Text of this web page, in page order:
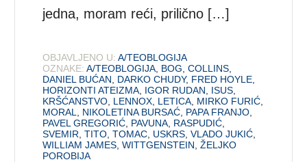
jedna, moram reći, prilično […]
OBJAVLJENO U: A/TEOBLOGIJA
OZNAKE: A/TEOBLOGIJA BOG ,COLLINS
DANIEL BUĆAN
DARKO CHUDY, FRED HOYLE
HORIZONTI ATEIZMA IGOR RUDAN ISUS
KRŠĆANSTVO LENNOX LETICA MIRKO FURIĆ
MORAL
NIKOLETINA BURSAĆ PAPA FRANJO
PAVEL GREGORIĆ PAVUNA RASPUDIĆ
SVEMIR ,TITO ,TOMAC USKRS ,VLADO JUKIĆ
WILLIAM JAMES ,WITTGENSTEIN ,ŽELJKO
POROBIJA